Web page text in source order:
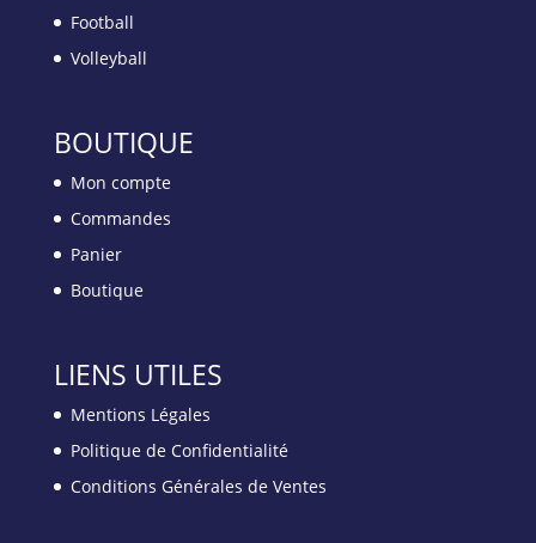
Football
Volleyball
BOUTIQUE
Mon compte
Commandes
Panier
Boutique
LIENS UTILES
Mentions Légales
Politique de Confidentialité
Conditions Générales de Ventes